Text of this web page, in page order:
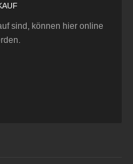
sind, können hier online